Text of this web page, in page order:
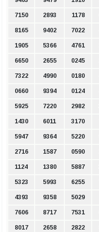
7150 2893 1178
8165 9402 7022
1905 5366 4761
6650 2655 0245
7322 4990 0180
0660 9394 0124
5925 7220 2982
1430 6011 3170
5947 9364 5220
2716 1587 0590
1124 1380 5887
5323 5993 6255
4393 9358 5029
7606 8717 7531
8017 2658 2822